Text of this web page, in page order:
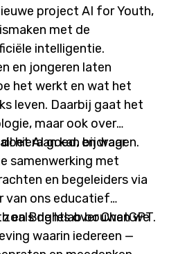
patiënten en
model draait volledig
data de computer
opgeschaald te worden
ExplainMed kijkt
is afgerond, maar de
is klaar om de
zetten en zoekt:
zorg, en
EPD-leveranciers en
taalintelligentie
ingezet voor
spraak-naar-tekst en
project AI for Youth,
met de
intelligentie.
en jongeren laten
het werkt en wat het
leven. Daarbij gaat het
maar ook over
AI goed, en waar
hieraan kan bijdragen.
samenwerking met
en begeleiders via
van ons educatief
de les over ChatGPT.
en Brightlab bouwen we
waarin iedereen —